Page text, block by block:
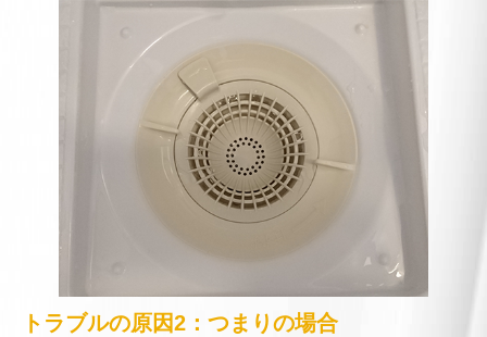
トラブルの原因2：つまりの場合